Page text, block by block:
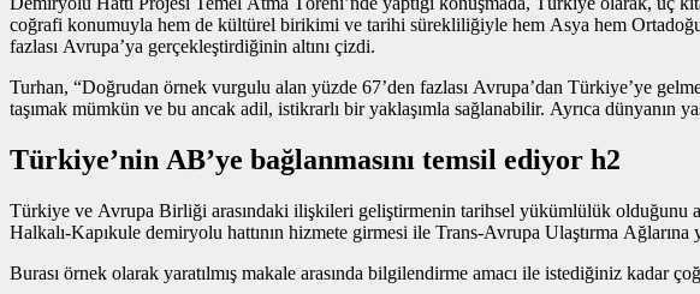
coğrafi konumuyla hem de kültürel birikimi ve tarihi sürekliliğiyle hem Asya hem
fazlası Avrupa’ya gerçekleştirdiğinin altını çizdi.
Turhan, “Doğrudan örnek vurgulu alan yüzde 67’den fazlası Avrupa’dan Türkiye’ye
taşımak mümkün ve bu ancak adil, istikrarlı bir yaklaşımla sağlanabilir. Ayrıca dünyanın
Türkiye’nin AB’ye bağlanmasını temsil ediyor h2
Türkiye ve Avrupa Birliği arasındaki ilişkileri geliştirmenin tarihsel yükümlülük olduğunu
Halkalı-Kapıkule demiryolu hattının hizmete girmesi ile Trans-Avrupa Ulaştırma Ağlarına
Burası örnek olarak yaratılmış makale arasında bilgilendirme amacı ile istediğiniz kadar